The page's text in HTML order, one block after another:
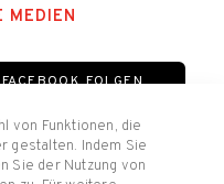
MEDIEN
FOLGEN
FOLGEN
von Funktionen, die
gestalten. Indem Sie
Sie der Nutzung von